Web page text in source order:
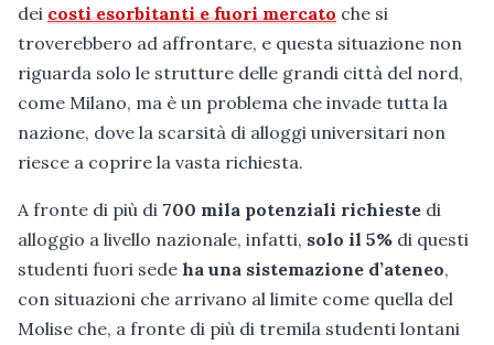
dei costi esorbitanti e fuori mercato che si
troverebbero ad affrontare, e questa situazione non
riguarda solo le strutture delle grandi città del nord,
come Milano, ma è un problema che invade tutta la
nazione, dove la scarsità di alloggi universitari non
riesce a coprire la vasta richiesta.
A fronte di più di 700 mila potenziali richieste di
alloggio a livello nazionale, infatti, solo il 5% di questi
studenti fuori sede ha una sistemazione d’ateneo,
con situazioni che arrivano al limite come quella del
Molise che, a fronte di più di tremila studenti lontani